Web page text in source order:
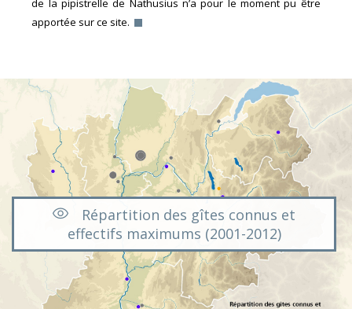
de la pipistrelle de Nathusius n’a pour le moment pu être
apportée sur ce site.
Répartition des gîtes connus et
effectifs maximums (2001-2012)